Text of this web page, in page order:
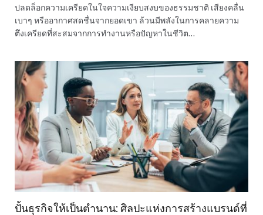
ปลดล็อกความเครียดในใจความเงียบสงบของธรรมชาติ เสียงคลื่น
เบาๆ หรืออากาศสดชื่นจากยอดเขา ล้วนมีพลังในการคลายความ
ตึงเครียดที่สะสมจากการทำงานหรือปัญหาในชีวิต…
ปั้นธุรกิจให้เป็นตำนาน: ศิลปะแห่งการสร้างแบรนด์ที่